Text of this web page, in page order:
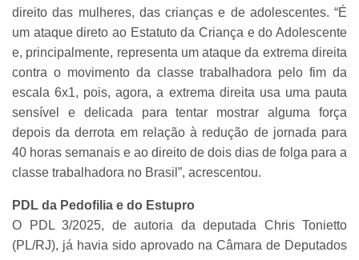
direito das mulheres, das crianças e de adolescentes. “É
um ataque direto ao Estatuto da Criança e do Adolescente
e, principalmente, representa um ataque da extrema direita
contra o movimento da classe trabalhadora pelo fim da
escala 6x1, pois, agora, a extrema direita usa uma pauta
sensível e delicada para tentar mostrar alguma força
depois da derrota em relação à redução de jornada para
40 horas semanais e ao direito de dois dias de folga para a
classe trabalhadora no Brasil”, acrescentou.
PDL da Pedofilia e do Estupro
O PDL 3/2025, de autoria da deputada Chris Tonietto
(PL/RJ), já havia sido aprovado na Câmara de Deputados